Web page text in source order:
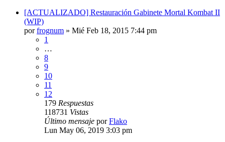
[ACTUALIZADO] Restauración Gabinete Mortal Kombat II
(WIP)
porfrognum » Mié Feb 18, 2015 7:44 pm
1
…
8
9
10
11
12
179 Respuestas
118731 Vistas
Último mensaje porFlako
Lun May 06, 2019 3:03 pm